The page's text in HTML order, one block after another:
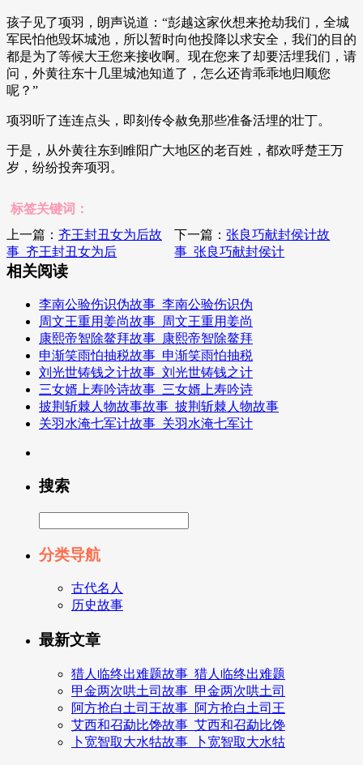
孩子见了项羽，朗声说道：“彭越这家伙想来抢劫我们，全城
军民怕他毁坏城池，所以暂时向他投降以求安全，我们的目的
都是为了等候大王您来接收啊。现在您来了却要活埋我们，请
问，外黄往东十几里城池知道了，怎么还肯乖乖地归顺您
呢？”
项羽听了连连点头，即刻传令赦免那些准备活埋的壮丁。
于是，从外黄往东到睢阳广大地区的老百姓，都欢呼楚王万
岁，纷纷投奔项羽。
标签关键词：
上一篇： 齐王封丑女为后故
事_齐王封丑女为后
下一篇：张良巧献封侯计故
事_张良巧献封侯计
相关阅读
李南公验伤识伪故事_李南公验伤识伪
周文王重用姜尚故事_周文王重用姜尚
康熙帝智除鳌拜故事_康熙帝智除鳌拜
申渐笑雨怕抽税故事_申渐笑雨怕抽税
刘光世铸钱之计故事_刘光世铸钱之计
三女婿上寿吟诗故事_三女婿上寿吟诗
披荆斩棘人物故事故事_披荆斩棘人物故事
关羽水淹七军计故事_关羽水淹七军计
搜索
分类导航
古代名人
历史故事
最新文章
猎人临终出难题故事_猎人临终出难题
甲金两次哄土司故事_甲金两次哄土司
阿方抢白土司王故事_阿方抢白土司王
艾西和召勐比馋故事_艾西和召勐比馋
卜宽智取大水牯故事_卜宽智取大水牯